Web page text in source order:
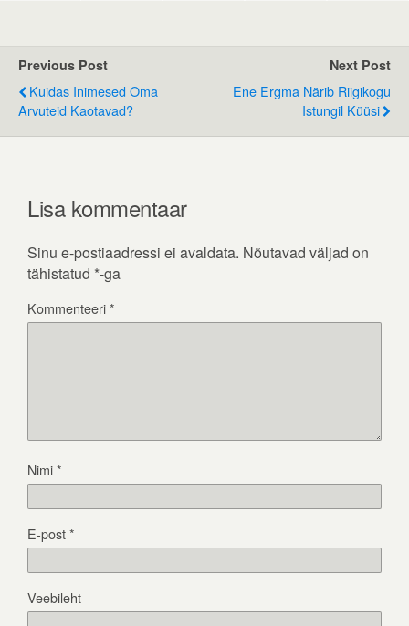
Previous Post
Kuidas Inimesed Oma
Arvuteid Kaotavad?
Next Post
Ene Ergma Närib Riigikogu
Istungil Küüsi
Lisa kommentaar
Sinu e-postiaadressi ei avaldata. Nõutavad väljad on
tähistatud *-ga
Kommenteeri*
Nimi*
E-post*
Veebileht